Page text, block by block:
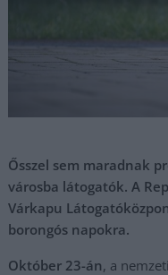
Ősszel sem maradnak
városba látogatók. A
Várkapu
borongós napokra.
Október 23-án, a